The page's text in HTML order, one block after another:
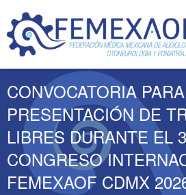
CONVOCATORIA PARA
PRESENTACIÓN DE
LIBRES DURANTE EL
CONGRESO
FEMEXAOF CDMX